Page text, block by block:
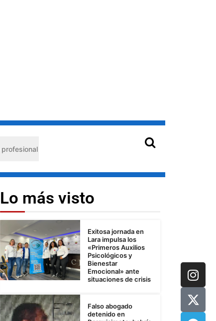
Hantavirus en Venezuela: claves de prevención
Lo más visto
Exitosa jornada en
Lara impulsa los
«Primeros Auxilios
Psicológicos y
Bienestar
Emocional» ante
situaciones de crisis
Falso abogado
detenido en